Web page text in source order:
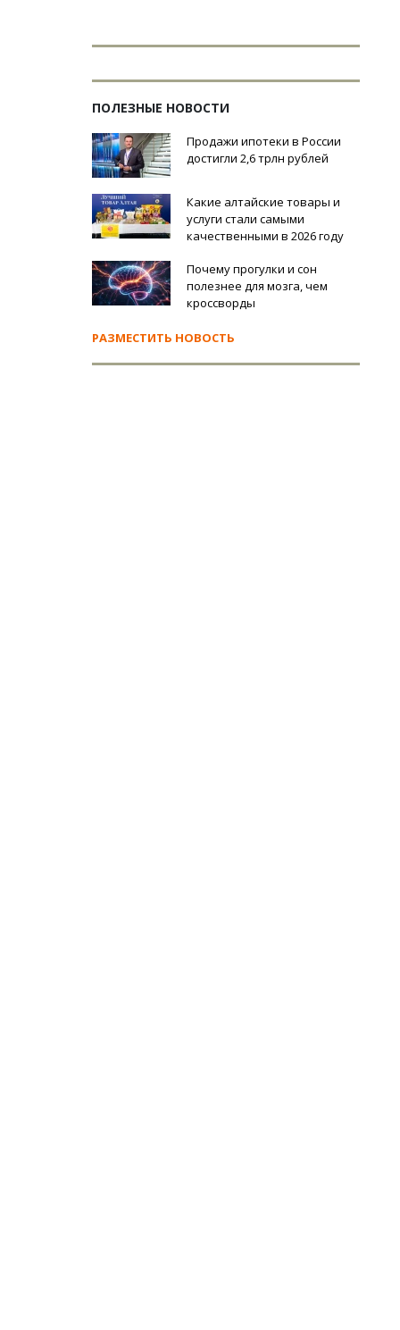
ПОЛЕЗНЫЕ НОВОСТИ
Продажи ипотеки в России
достигли 2,6 трлн рублей
Какие алтайские товары и
услуги стали самыми
качественными в 2026 году
Почему прогулки и сон
полезнее для мозга, чем
кроссворды
РАЗМЕСТИТЬ НОВОСТЬ